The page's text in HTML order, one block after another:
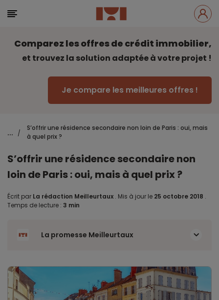
Comparez les offres de crédit immobilier,
et trouvez la solution adaptée à votre projet !
Je compare les meilleures offres !
... /
S’offrir une résidence secondaire non loin de Paris : oui, mais
à quel prix ?
S’offrir une résidence secondaire non
loin de Paris : oui, mais à quel prix ?
Écrit par La rédaction Meilleurtaux . Mis à jour le 25 octobre 2018 .
Temps de lecture : 3 min
La promesse Meilleurtaux